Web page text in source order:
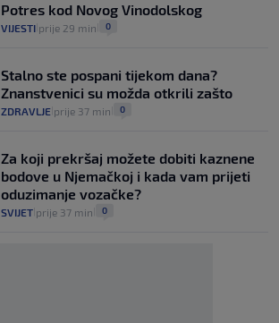
Potres kod Novog Vinodolskog
VIJESTI prije 29 min 0
Stalno ste pospani tijekom dana?
Znanstvenici su možda otkrili zašto
ZDRAVLJE prije 37 min 0
Za koji prekršaj možete dobiti kaznene
bodove u Njemačkoj i kada vam prijeti
oduzimanje vozačke?
SVIJET prije 37 min 0